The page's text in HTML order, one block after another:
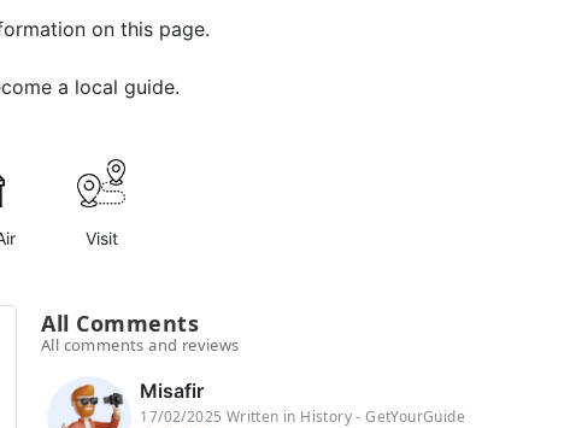
on this page.
a local guide.
Visit
All Comments
All comments and reviews
Misafir
17/02/2025 Written in History - GetYourGuide